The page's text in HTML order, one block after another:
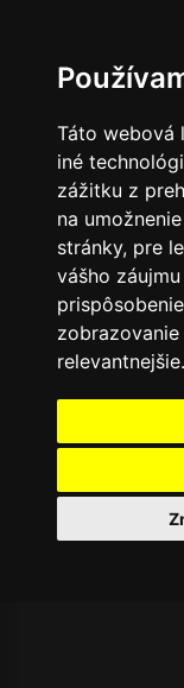
Táto webová
iné
zážitku z
na
stránky, pre
vášho
relevantnejšie.